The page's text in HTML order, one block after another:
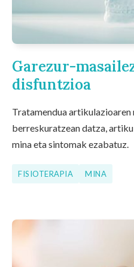
Garezur-
disfuntzioa
Tratamendua
berreskuratzean datza,
mina eta sintomak ezabatuz.
FISIOTERAPIA MINA